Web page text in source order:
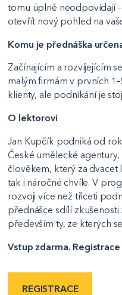
tomu úplně neodpovídají
otevřít nový pohled na
Komu je přednáška
Začínajícím a rozvíjejícím
malým firmám v prvních
klienty, ale podnikání je
O lektorovi
Jan Kupčík podniká od
České umělecké
člověkem, který za dvacet
tak i náročné chvíle. V
rozvoji více než třiceti
přednášce sdílí zkušenosti
především ty, ze kterých
Vstup zdarma.
REGISTRACE